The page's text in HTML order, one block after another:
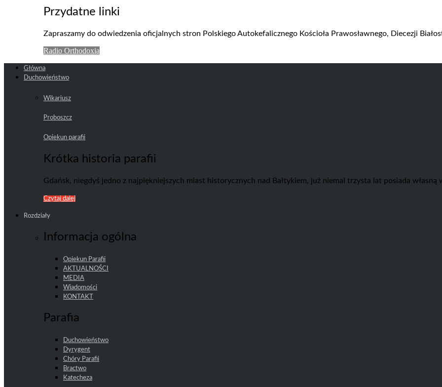
Przydatne linki
Zapraszamy do odwiedzenia oficjalnych stron Polskiego Autokefalicznego Kościoła Prawosławnego, Diecezji
Radio Orthodoxia
Główna
Duchowieństwo
Wikariusz
Proboszcz
Opiekun parafii
Krótka historia parafii
Gdańsk, niegdyś jedno z najpiękniejszych miast historycznych nad Bałtykiem, już niemal trzysta lat posiada własną
Czytaj dalej
Rozdziały
Informacja ogólna
Opiekun Parafii
AKTUALNOŚCI
MEDIA
Wiadomości
KONTAKT
Parafia
Duchowieństwo
Dyrygent
Chóry Parafii
Bractwo
Katecheza